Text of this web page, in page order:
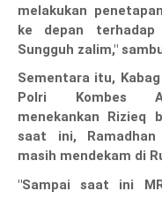
melakukan
ke depan terhadap
Sungguh zalim,"
Sementara itu,
Polri Kombes
menekankan Rizieq
saat ini, Ramadhan
masih mendekam di
"Sampai saat ini